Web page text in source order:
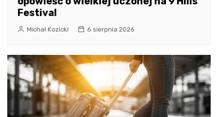
Festival
Michał Kozicki 6 sierpnia 2026